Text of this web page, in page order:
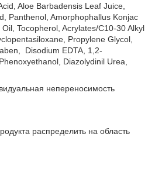
Aloe Barbadensis Leaf Juice,
Panthenol, Amorphophallus Konjac
Tocopherol, Acrylates/C10-30 Alkyl
Propylene Glycol,
Disodium EDTA, 1,2-
Diazolydinil Urea,
непереносимость
распределить на область